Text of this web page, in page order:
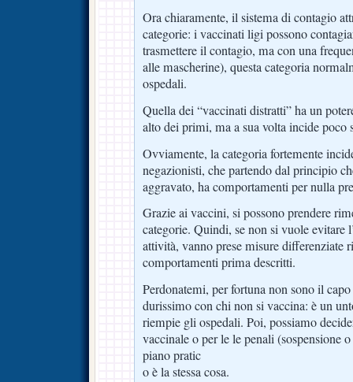
Ora chiaramente, il sistema di contagio
categorie: i vaccinati ligi possono
trasmettere il contagio, ma con una
alle mascherine), questa categoria
ospedali.
Quella dei “vaccinati distratti” ha un
alto dei primi, ma a sua volta incide poco
Ovviamente, la categoria fortemente
negazionisti, che partendo dal principio
aggravato, ha comportamenti per nulla
Grazie ai vaccini, si possono prendere
categorie. Quindi, se non si vuole evitare
attività, vanno prese misure differenziate
comportamenti prima descritti.
Perdonatemi, per fortuna non sono il
durissimo con chi non si vaccina: è un
riempie gli ospedali. Poi, possiamo
vaccinale o per le le penali (sospensione
piano pratic
o è la stessa cosa.